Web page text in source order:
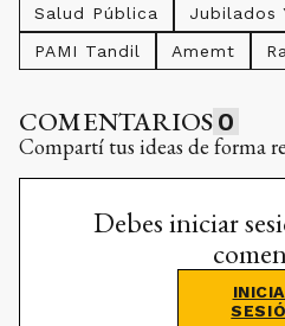
Salud Pública
Jubilados
PAMI Tandil
Amemt
COMENTARIOS 0
Compartí tus ideas de forma
Debes iniciar